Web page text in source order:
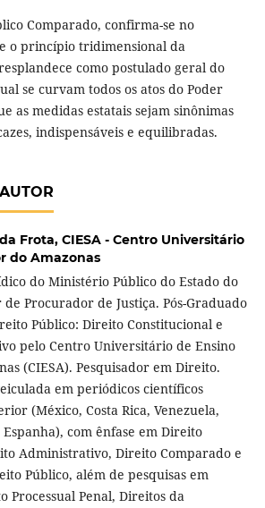
Comparado, confirma-se no
o princípio tridimensional da
como postulado geral do
se curvam todos os atos do Poder
as medidas estatais sejam sinônimas
indispensáveis e equilibradas.
Frota, CIESA - Centro Universitário
do Amazonas
do Ministério Público do Estado do
de Procurador de Justiça. Pós-Graduado
Público: Direito Constitucional e
pelo Centro Universitário de Ensino
(CIESA). Pesquisador em Direito.
em periódicos científicos
(México, Costa Rica, Venezuela,
com ênfase em Direito
Administrativo, Direito Comparado e
Público, além de pesquisas em
Processual Penal, Direitos da